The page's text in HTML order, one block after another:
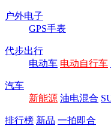
户外电子
GPS手表
代步出行
电动车 电动自行车
汽车
新能源 油电混合
排行榜 新品 一拍即合